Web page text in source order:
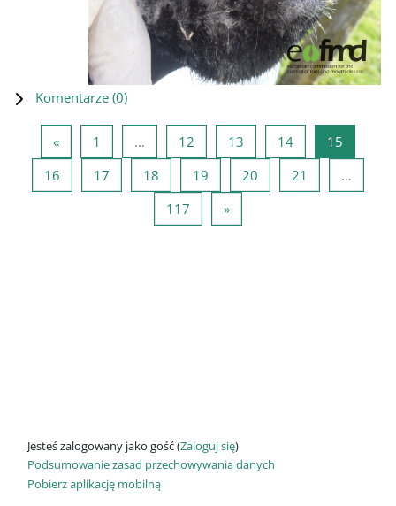
Komentarze (0)
«Poprzednia strona
1 … 12 Strona 12
13 Strona 13
14Strona 14
15
16 Strona 16
17 Strona 17
18 Strona 18
19 Strona 19
20 Strona 20
21
…
117 Strona 117
»Następna strona
Jesteś zalogowany jako gość (Zaloguj się)
Podsumowanie zasad przechowywania danych
Pobierz aplikację mobilną